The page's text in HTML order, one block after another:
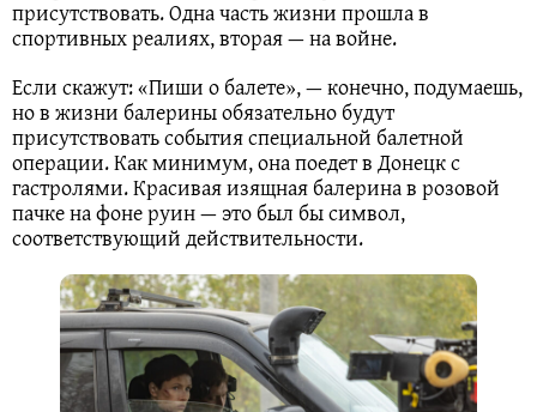
присутствовать. Одна часть жизни прошла в
спортивных реалиях, вторая — на войне.
Если скажут: «Пиши о балете», — конечно, подумаешь,
но в жизни балерины обязательно будут
присутствовать события специальной балетной
операции. Как минимум, она поедет в Донецк с
гастролями. Красивая изящная балерина в розовой
пачке на фоне руин — это был бы символ,
соответствующий действительности.